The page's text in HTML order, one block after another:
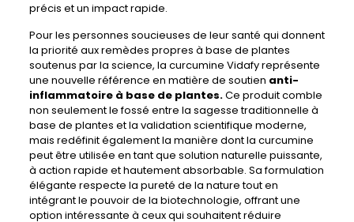
précis et un impact rapide.
Pour les personnes soucieuses de leur santé qui donnent
la priorité aux remèdes propres à base de plantes
soutenus par la science, la curcumine Vidafy représente
une nouvelle référence en matière de soutien anti-
inflammatoire à base de plantes.Ce produit comble
non seulement le fossé entre la sagesse traditionnelle à
base de plantes et la validation scientifique moderne,
mais redéfinit également la manière dont la curcumine
peut être utilisée en tant que solution naturelle puissante,
à action rapide et hautement absorbable. Sa formulation
élégante respecte la pureté de la nature tout en
intégrant le pouvoir de la biotechnologie, offrant une
option intéressante à ceux qui souhaitent réduire